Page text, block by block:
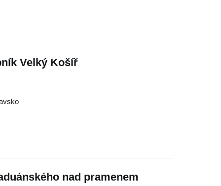
Velký Košíř
nad pramenem